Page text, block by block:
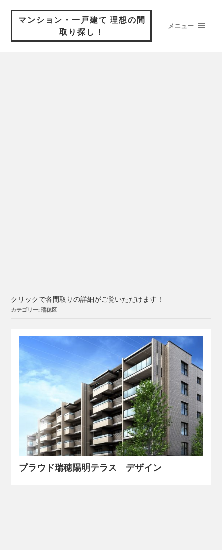
マンション・一戸建て 理想の間
取り探し！
メニュー
クリックで各間取りの詳細がご覧いただけます！
カテゴリー: 瑞穂区
プラウド瑞穂陽明テラス デザイン